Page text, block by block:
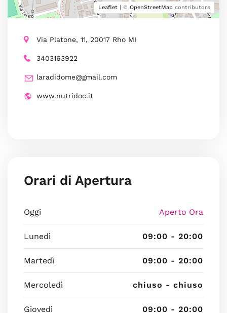
Leaflet | © OpenStreetMap contributors
Via Platone, 11, 20017 Rho MI
3403163922
laradidome@gmail.com
www.nutridoc.it
Orari di Apertura
Oggi Aperto Ora
Lunedì 09:00 - 20:00
Martedì 09:00 - 20:00
Mercoledì chiuso - chiuso
Giovedì 09:00 - 20:00